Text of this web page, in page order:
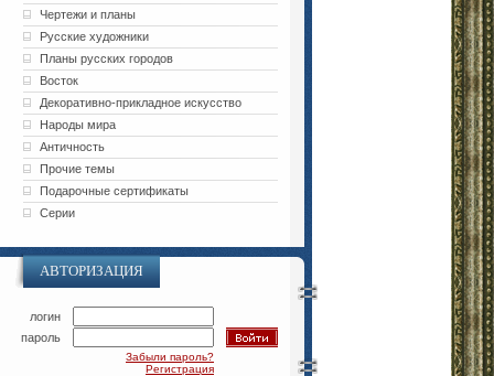
Чертежи и планы
Русские художники
Планы русских городов
Восток
Декоративно-прикладное искусство
Народы мира
Античность
Прочие темы
Подарочные сертификаты
Серии
АВТОРИЗАЦИЯ
логин
пароль
Забыли пароль?
Регистрация